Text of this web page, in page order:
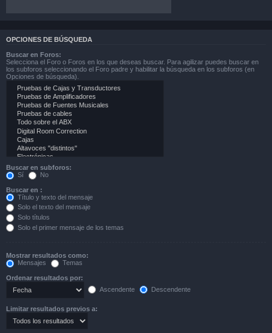
OPCIONES DE BÚSQUEDA
Buscar en Foros:
Selecciona el Foro o Foros en los que deseas buscar. Para agilizar puedes buscar en
los subforos seleccionando el Foro padre y habilitar la búsqueda en los subforos (en
Opciones de búsqueda).
Buscar en subforos:
Sí
No
Buscar en :
Título y texto del mensaje
Solo el texto del mensaje
Solo títulos
Solo el primer mensaje de los temas
Mostrar resultados como:
Mensajes
Temas
Ordenar resultados por:
Ascendente
Descendente
Limitar resultados previos a: